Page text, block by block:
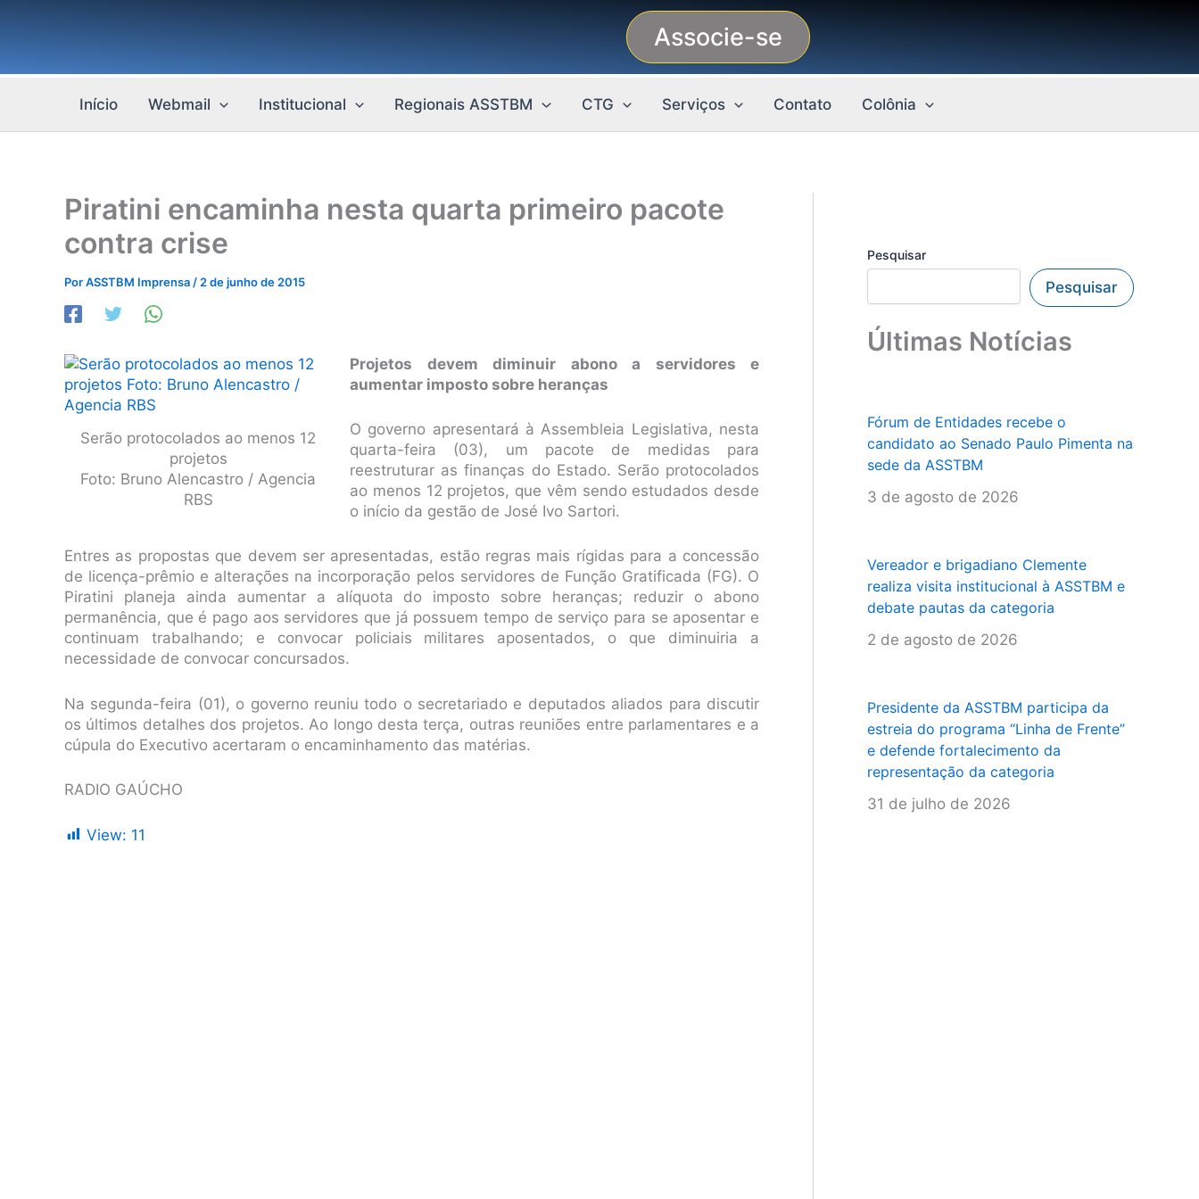
conteúdo
Associe-se
Início Webmail Institucional Regionais ASSTBM CTG Serviços Contato Colônia
Piratini encaminha nesta quarta primeiro pacote
contra crise
PorASSTBM Imprensa / 2 de junho de 2015
Serão protocolados ao menos 12
projetos
Foto: Bruno Alencastro / Agencia
RBS
Projetos devem diminuir abono a servidores e
aumentar imposto sobre heranças
O governo apresentará à Assembleia Legislativa, nesta
quarta-feira (03), um pacote de medidas para
reestruturar as finanças do Estado. Serão protocolados
ao menos 12 projetos, que vêm sendo estudados desde
o início da gestão de José Ivo Sartori.
Entres as propostas que devem ser apresentadas, estão regras mais rígidas para a concessão
de licença-prêmio e alterações na incorporação pelos servidores de Função Gratificada (FG). O
Piratini planeja ainda aumentar a alíquota do imposto sobre heranças; reduzir o abono
permanência, que é pago aos servidores que já possuem tempo de serviço para se aposentar e
continuam trabalhando; e convocar policiais militares aposentados, o que diminuiria a
necessidade de convocar concursados.
Na segunda-feira (01), o governo reuniu todo o secretariado e deputados aliados para discutir
os últimos detalhes dos projetos. Ao longo desta terça, outras reuniões entre parlamentares e a
cúpula do Executivo acertaram o encaminhamento das matérias.
RADIO GAÚCHO
View: 11
Pesquisar
Pesquisar
Últimas Notícias
Fórum de Entidades recebe o
candidato ao Senado Paulo Pimenta na
sede da ASSTBM
3 de agosto de 2026
Vereador e brigadiano Clemente
realiza visita institucional à ASSTBM e
debate pautas da categoria
2 de agosto de 2026
Presidente da ASSTBM participa da
estreia do programa “Linha de Frente”
e defende fortalecimento da
representação da categoria
31 de julho de 2026